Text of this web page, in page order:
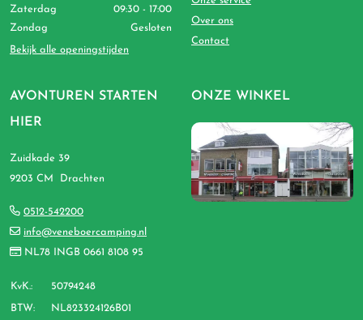
AVONTUREN STARTEN
HIER
Zuidkade 39
9203 CM Drachten
0512-542200
info@veneboercamping.nl
NL78 INGB 0661 8108 95
KvK.: 50794248
BTW: NL823324126B01
Zaterdag
09:30 - 17:00
Zondag
Gesloten
Bekijk alle openingstijden
Over ons
Contact
ONZE WINKEL